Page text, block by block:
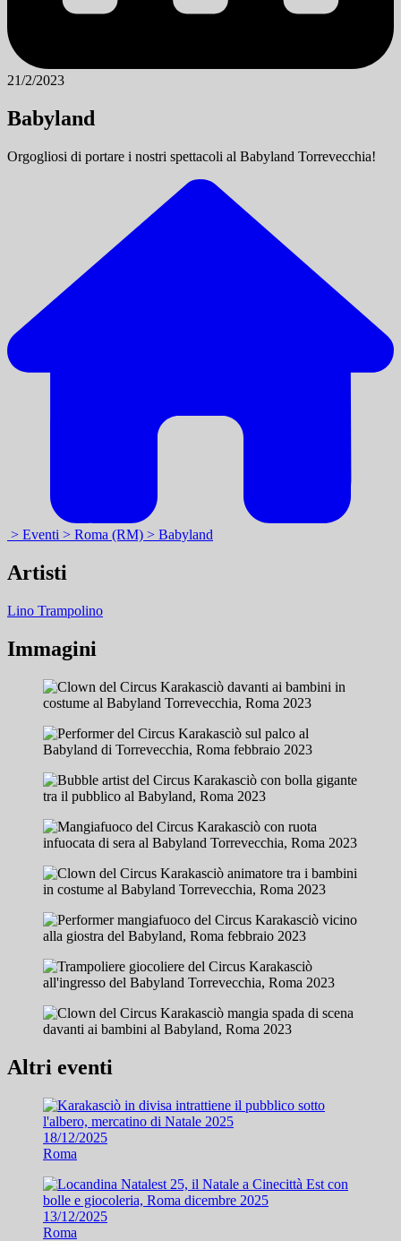
21/2/2023
Babyland
Orgogliosi di portare i nostri spettacoli al Babyland Torrevecchia!
> Eventi > Roma (RM) > Babyland
Artisti
Lino Trampolino
Immagini
Altri eventi
18/12/2025
Roma
13/12/2025
Roma